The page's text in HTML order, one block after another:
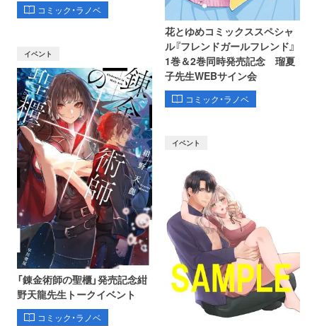
コミック・ラノベ
花とゆめコミックススペシャ
ル『フレンドガールフレンド』
1巻＆2巻同時発売記念 瑠夏
子先生WEBサイン会
コミック・ラノベ
イベント
「錬金術師の聖櫃」発売記念紺
野天龍先生トークイベント
コミック・ラノベ
イベント